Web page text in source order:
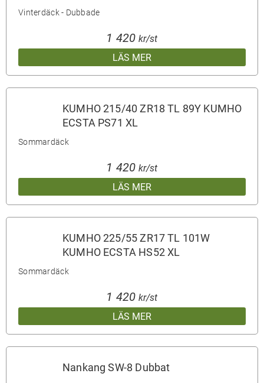
Vinterdäck - Dubbade
LÄS MER
1 420 kr/st
KUMHO 215/40 ZR18 TL 89Y KUMHO
ECSTA PS71 XL
Sommardäck
LÄS MER
1 420 kr/st
KUMHO 225/55 ZR17 TL 101W
KUMHO ECSTA HS52 XL
Sommardäck
LÄS MER
1 420 kr/st
Nankang SW-8 Dubbat